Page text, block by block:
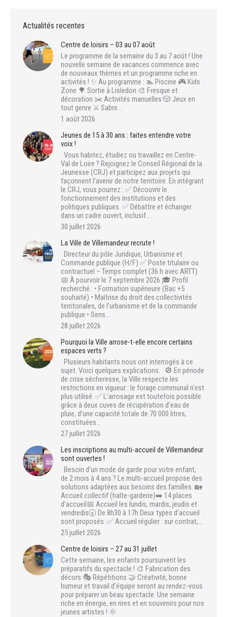
Actualités recentes
Centre de loisirs – 03 au 07 août
Le programme de la semaine du 3 au 7 août ! Une
nouvelle semaine de vacances commence avec
de nouveaux thèmes et un programme riche en
activités ! ✨ Au programme : 🏊 Piscine 🎮 Kids
Zone 🌳 Sortie à Lisledon 🎨 Fresque et
décoration ✂️ Activités manuelles 🎲 Jeux en
tout genre ⚔️ Sabre…
1 août 2026
Jeunes de 15 à 30 ans : faites entendre votre
voix !
Vous habitez, étudiez ou travaillez en Centre-
Val de Loire ? Rejoignez le Conseil Régional de la
Jeunesse (CRJ) et participez aux projets qui
façonnent l’avenir de notre territoire. En intégrant
le CRJ, vous pourrez : ✅ Découvrir le
fonctionnement des institutions et des
politiques publiques. ✅ Débattre et échanger
dans un cadre ouvert, inclusif…
30 juillet 2026
La Ville de Villemandeur recrute !
Directeur du pôle Juridique, Urbanisme et
Commande publique (H/F) ✅ Poste titulaire ou
contractuel – Temps complet (36 h avec ARTT)
📅 À pourvoir le 7 septembre 2026 🎓 Profil
recherché : • Formation supérieure (Bac +5
souhaité) • Maîtrise du droit des collectivités
territoriales, de l’urbanisme et de la commande
publique • Sens…
28 juillet 2026
Pourquoi la Ville arrose-t-elle encore certains
espaces verts ?
Plusieurs habitants nous ont interrogés à ce
sujet. Voici quelques explications. 🚫 En période
de crise sécheresse, la Ville respecte les
restrictions en vigueur : le forage communal n’est
plus utilisé. ✅ L’arrosage est toutefois possible
grâce à deux cuves de récupération d’eau de
pluie, d’une capacité totale de 70 000 litres,
constituées…
27 juillet 2026
Les inscriptions au multi-accueil de Villemandeur
sont ouvertes !
Besoin d’un mode de garde pour votre enfant,
de 2 mois à 4 ans ? Le multi-accueil propose des
solutions adaptées aux besoins des familles. 🏡
Accueil collectif (halte-garderie)➡️ 14 places
d’accueil📅 Accueil les lundis, mardis, jeudis et
vendredis🕣 De 8h30 à 17h Deux types d’accueil
sont proposés :✅ Accueil régulier : sur contrat,…
25 juillet 2026
Centre de loisirs – 27 au 31 juillet
Cette semaine, les enfants poursuivent les
préparatifs du spectacle ! 🎨 Fabrication des
décors 🎭 Répétitions 🤝 Créativité, bonne
humeur et travail d’équipe seront au rendez-vous
pour préparer un beau spectacle. Une semaine
riche en énergie, en rires et en souvenirs pour nos
jeunes artistes ! 🌞